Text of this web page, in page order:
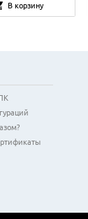
В корзину